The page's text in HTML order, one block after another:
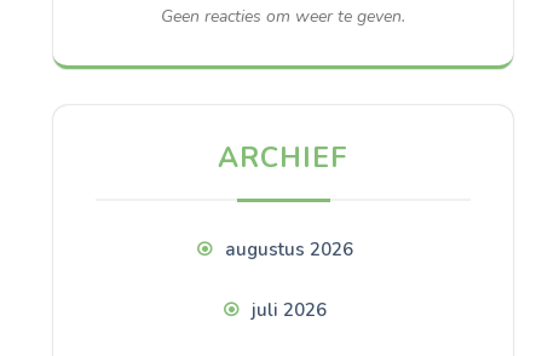
Geen reacties om weer te geven.
ARCHIEF
augustus 2026
juli 2026